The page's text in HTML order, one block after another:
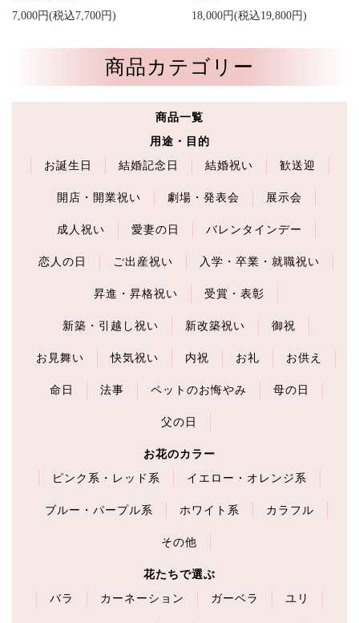
7,000円(税込7,700円)
18,000円(税込19,800円)
商品カテゴリー
商品一覧
用途・目的
お誕生日
結婚記念日 結婚祝い 歓送迎
開店・開業祝い 劇場・発表会 展示会
成人祝い 愛妻の日 バレンタインデー
恋人の日 ご出産祝い 入学・卒業・就職祝い
昇進・昇格祝い 受賞・表彰
新築・引越し祝い 新改築祝い 御祝
お見舞い 快気祝い 内祝 お礼 お供え
命日 法事 ペットのお悔やみ 母の日
父の日
お花のカラー
ピンク系・レッド系
イエロー・オレンジ系
ブルー・パープル系 ホワイト系 カラフル
その他
花たちで選ぶ
バラ
カーネーション ガーベラ ユリ